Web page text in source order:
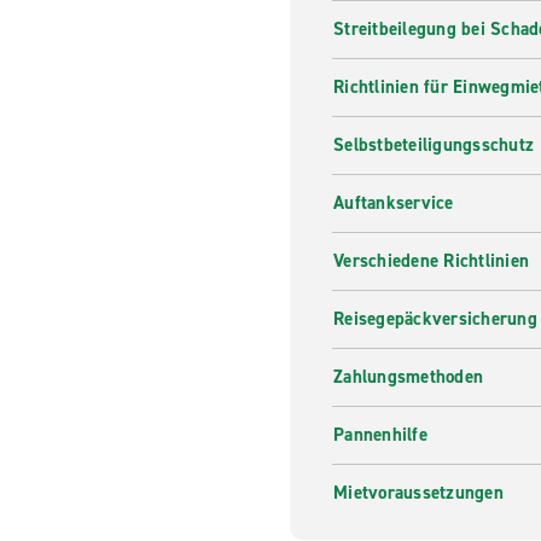
Streitbeilegung bei
Richtlinien für
Selbstbeteiligungsschutz
Auftankservice
Verschiedene Richtlinien
Reisegepäckversicherung
Zahlungsmethoden
Pannenhilfe
Mietvoraussetzungen